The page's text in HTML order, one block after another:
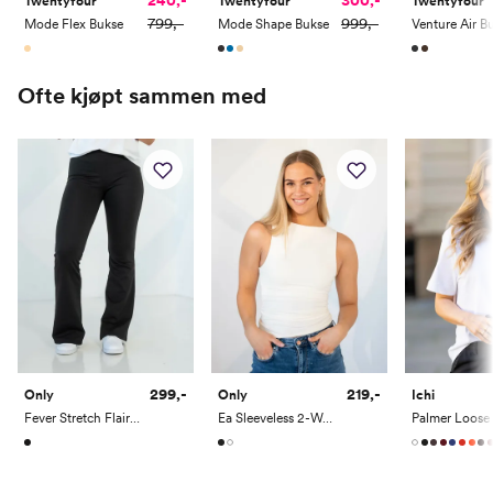
54 135-142 128-137 150-158 82-85 174-182
Mode Flex Bukse
799,-
Mode Shape Bukse
999,-
Venture Air
Ofte kjøpt sammen med
Only
299,-
Only
Ea Sleeveless 2-Ways Fit Top
219,- Ichi